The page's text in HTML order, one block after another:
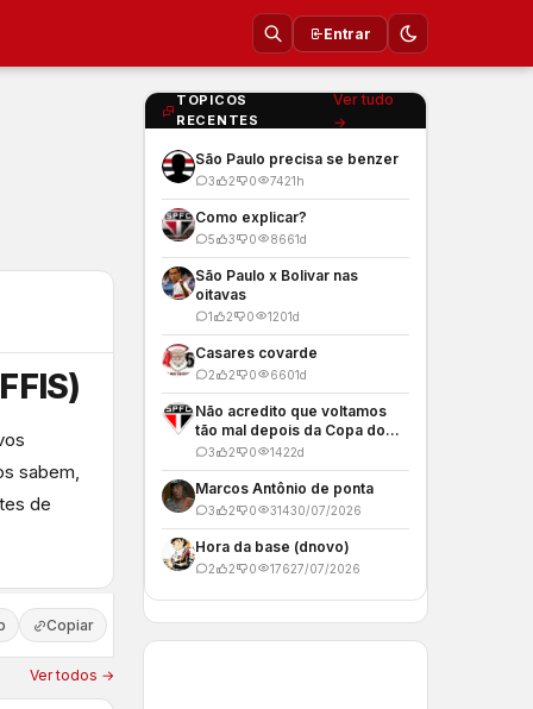
Entrar
sabem,
de
Copiar
Ver todos →
TOPICOS
RECENTES
Ver tudo
→
São Paulo precisa se benzer
3 2 0 7421h
Como explicar?
5 3 0 8661d
São Paulo x Bolivar nas
oitavas
1 2 0 1201d
Casares covarde
2 2 0 6601d
Não acredito que voltamos
tão mal depois da Copa do
Mundo
3 2 0 1422d
Marcos Antônio de ponta
3 2 0 31430/07/2026
Hora da base (dnovo)
2 2 0 17627/07/2026